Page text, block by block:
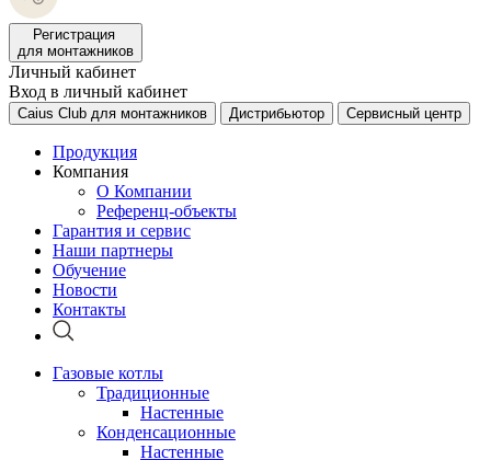
Регистрация
для монтажников
Личный кабинет
Вход в личный кабинет
Caius Club для монтажников Дистрибьютор Сервисный центр
Продукция
Компания
О Компании
Референц-объекты
Гарантия и сервис
Наши партнеры
Обучение
Новости
Контакты
Газовые котлы
Традиционные
Настенные
Конденсационные
Настенные